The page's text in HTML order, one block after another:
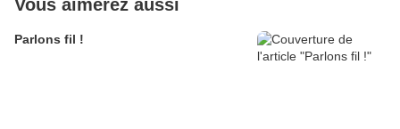
Vous aimerez aussi
Parlons fil !